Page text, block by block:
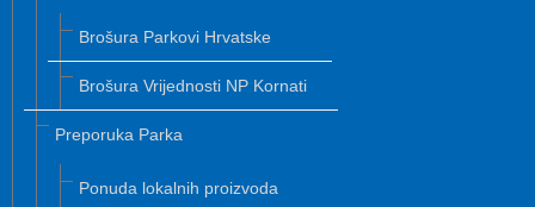
Brošura Parkovi Hrvatske
Brošura Vrijednosti NP Kornati
Preporuka Parka
Ponuda lokalnih proizvoda